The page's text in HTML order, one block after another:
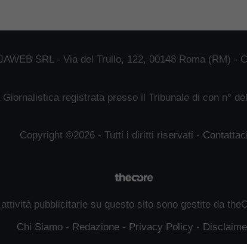
SRL - Via del Trullo, 122, 00148 Roma (RM) -
Giornalistica registrata presso il Tribunale di con n°
Copyright ©2026 - Tutti i diritti riservati - Contattaci
pubblicitarie su questo sito sono gestite da
Chi Siamo
Redazione Privacy Policy Disclaimer